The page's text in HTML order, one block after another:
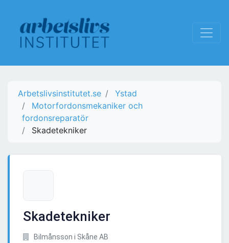
Arbetslivsinstitutet.se
Ystad
Motorfordonsmekaniker och
fordonsreparatör
Skadetekniker
Skadetekniker
Bilmånsson i Skåne AB